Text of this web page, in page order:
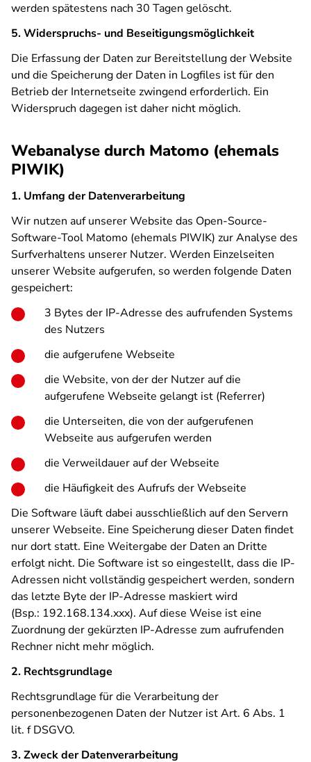
werden spätestens nach 30 Tagen gelöscht.
5. Widerspruchs- und Beseitigungsmöglichkeit
Die Erfassung der Daten zur Bereitstellung der Website
und die Speicherung der Daten in Logfiles ist für den
Betrieb der Internetseite zwingend erforderlich. Ein
Widerspruch dagegen ist daher nicht möglich.
Webanalyse durch Matomo (ehemals
PIWIK)
1. Umfang der Datenverarbeitung
Wir nutzen auf unserer Website das Open-Source-
Software-Tool Matomo (ehemals PIWIK) zur Analyse des
Surfverhaltens unserer Nutzer. Werden Einzelseiten
unserer Website aufgerufen, so werden folgende Daten
gespeichert:
3 Bytes der IP-Adresse des aufrufenden Systems
des Nutzers
die aufgerufene Webseite
die Website, von der der Nutzer auf die
aufgerufene Webseite gelangt ist (Referrer)
die Unterseiten, die von der aufgerufenen
Webseite aus aufgerufen werden
die Verweildauer auf der Webseite
die Häufigkeit des Aufrufs der Webseite
Die Software läuft dabei ausschließlich auf den Servern
unserer Webseite. Eine Speicherung dieser Daten findet
nur dort statt. Eine Weitergabe der Daten an Dritte
erfolgt nicht. Die Software ist so eingestellt, dass die IP-
Adressen nicht vollständig gespeichert werden, sondern
das letzte Byte der IP-Adresse maskiert wird
(Bsp.: 192.168.134.xxx). Auf diese Weise ist eine
Zuordnung der gekürzten IP-Adresse zum aufrufenden
Rechner nicht mehr möglich.
2. Rechtsgrundlage
Rechtsgrundlage für die Verarbeitung der
personenbezogenen Daten der Nutzer ist Art. 6 Abs. 1
lit. f DSGVO.
3. Zweck der Datenverarbeitung